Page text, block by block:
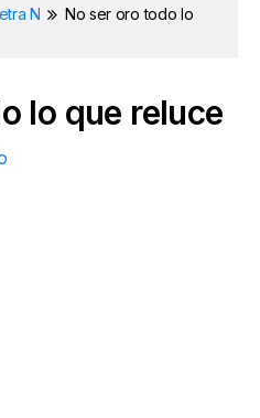
N
No ser oro todo lo
lo que reluce